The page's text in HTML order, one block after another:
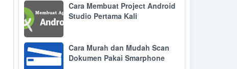
Cara Membuat Project Android
Studio Pertama Kali
Cara Murah dan Mudah Scan
Dokumen Pakai Smarphone